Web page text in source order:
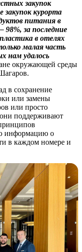
закупок
закупок курорта
питания в
98%, за последние
в отелях
малая часть
нам удалось
окружающей среды
в сохранение
или замены
или просто
поддерживают
информацию о
в каждом номере и